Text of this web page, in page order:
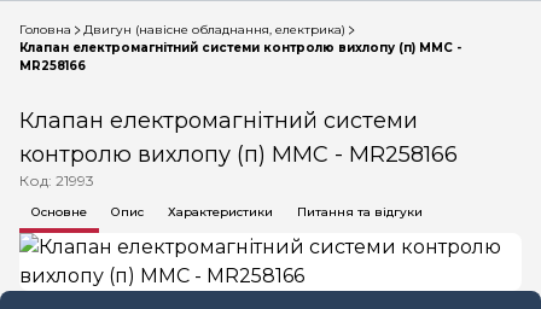
Головна
Двигун (навісне обладнання, електрика)
Клапан електромагнітний системи контролю вихлопу (п) MMC -
MR258166
Клапан електромагнітний системи
контролю вихлопу (п) MMC - MR258166
Код: 21993
Основне Опис Характеристики Питання та відгуки